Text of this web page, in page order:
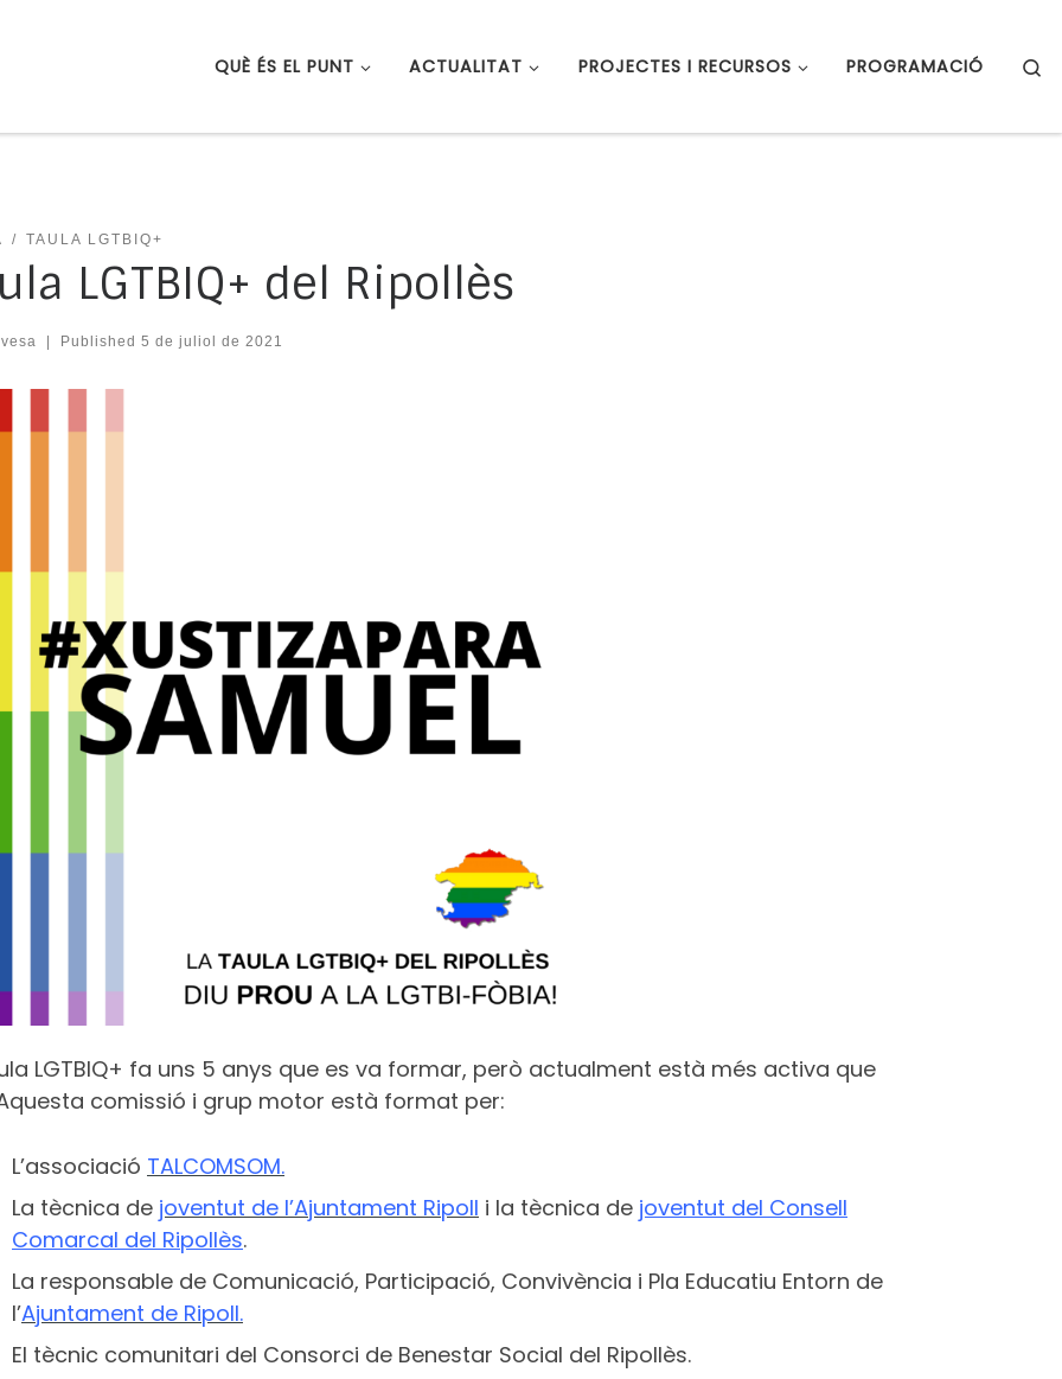
QUÈ ÉS EL PUNT ACTUALITAT PROJECTES I RECURSOS PROGRAMACIÓ
TAULA LGTBIQ+
LGTBIQ+ del Ripollès
Published 5 de juliol de 2021
LGTBIQ+ fa uns 5 anys que es va formar, però actualment està més activa que
comissió i grup motor està format per:
L’associació TALCOMSOM.
La tècnica de joventut de l’Ajuntament Ripoll i la tècnica de joventut del Consell
Comarcal del Ripollès.
La responsable de Comunicació, Participació, Convivència i Pla Educatiu Entorn de
l’Ajuntament de Ripoll.
El tècnic comunitari del Consorci de Benestar Social del Ripollès.